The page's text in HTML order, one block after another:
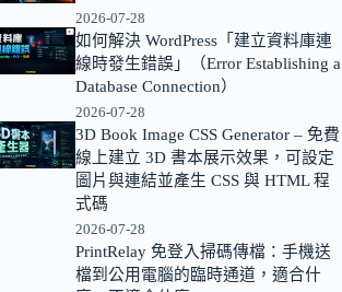
2026-07-28
如何解決 WordPress「建立資料庫連
線時發生錯誤」（Error Establishing a
Database Connection）
2026-07-28
3D Book Image CSS Generator – 免費
線上建立 3D 書本展示效果，可設定
圖片與連結並產生 CSS 與 HTML 程
式碼
2026-07-28
PrintRelay 免登入掃碼傳檔：手機送
檔到公用電腦的臨時通道，適合什